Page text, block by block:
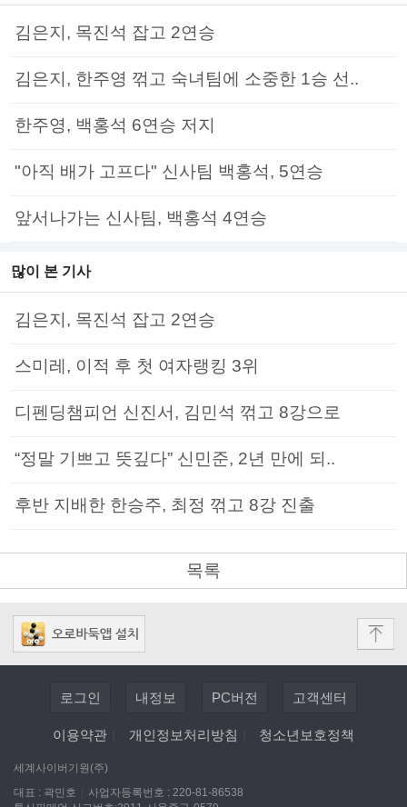
김은지, 목진석 잡고 2연승
김은지, 한주영 꺾고 숙녀팀에 소중한 1승 선..
한주영, 백홍석 6연승 저지
"아직 배가 고프다" 신사팀 백홍석, 5연승
앞서나가는 신사팀, 백홍석 4연승
많이 본 기사
김은지, 목진석 잡고 2연승
스미레, 이적 후 첫 여자랭킹 3위
디펜딩챔피언 신진서, 김민석 꺾고 8강으로
“정말 기쁘고 뜻깊다” 신민준, 2년 만에 되..
후반 지배한 한승주, 최정 꺾고 8강 진출
목록
로그인 내정보 PC버전 고객센터
이용약관 개인정보처리방침 청소년보호정책
세계사이버기원(주)
대표 : 곽민호
사업자등록번호 : 220-81-86538